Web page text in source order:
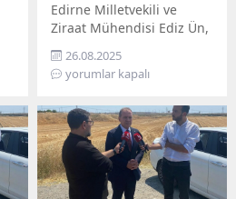
Edirne Milletvekili ve
Ziraat Mühendisi Ediz Ün,
kabine toplantısı sonrası
Cumhurbaşkanı
Erdoğan’ın açıkladığı zirai
sözlerle eleştirdi. Ün, “Yaz
sıcağında çiftçiye bir
donda AKP vurdu” dedi.
Ün, 21 Nisan’da 65 ili
etkileyen ve son 30 yılın
26.08.2025
yorumlar kapalı